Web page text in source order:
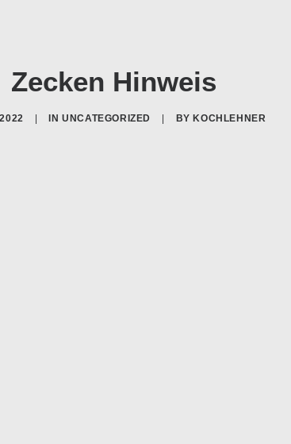
Zecken Hinweis
INUNCATEGORIZED BY KOCHLEHNER